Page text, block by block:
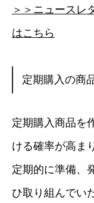
＞＞ニュースレ
はこちら
定期購入の商
定期購入商品を
ける確率が高ま
定期的に準備、
ひ取り組んでい